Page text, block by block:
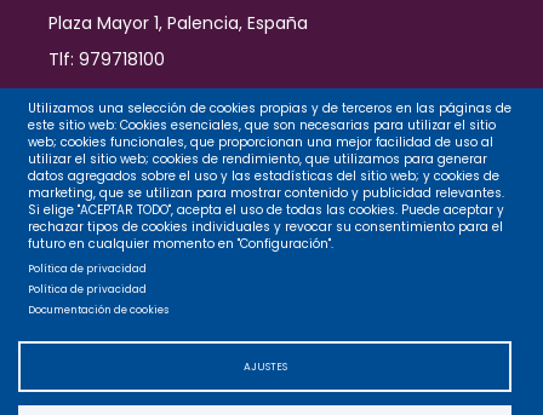
Plaza Mayor 1, Palencia, España
Tlf: 979718100
Contacto
Legal
Privacidad
Accesibilidad
Utilizamos una selección de cookies propias y de terceros en las páginas de
este sitio web: Cookies esenciales, que son necesarias para utilizar el sitio
web; cookies funcionales, que proporcionan una mejor facilidad de uso al
utilizar el sitio web; cookies de rendimiento, que utilizamos para generar
datos agregados sobre el uso y las estadísticas del sitio web; y cookies de
marketing, que se utilizan para mostrar contenido y publicidad relevantes.
Si elige "ACEPTAR TODO", acepta el uso de todas las cookies. Puede aceptar y
rechazar tipos de cookies individuales y revocar su consentimiento para el
futuro en cualquier momento en "Configuración".
Política de privacidad
Política de privacidad
Documentación de cookies
AJUSTES